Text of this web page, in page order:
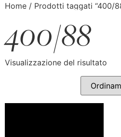
Home / Prodotti taggati “400/
400/88
Visualizzazione del risultato